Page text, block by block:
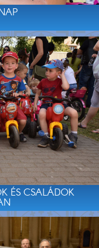
ÉS CSALÁDOK